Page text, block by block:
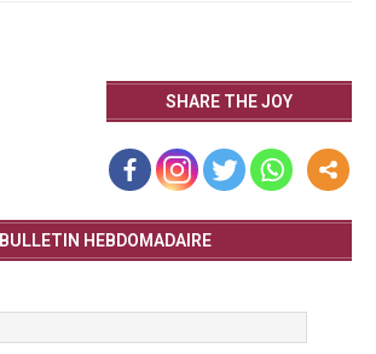
SHARE THE JOY
BULLETIN HEBDOMADAIRE